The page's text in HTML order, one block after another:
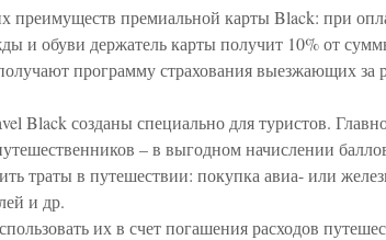
преимуществ премиальной карты Black: при
и обуви держатель карты получит 10% от
программу страхования выезжающих за
Black созданы специально для туристов.
– в выгодном начислении
траты в путешествии: покупка авиа- или
и др.
их в счет погашения расходов